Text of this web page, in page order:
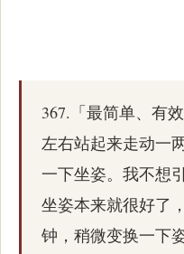
367.「最简单、有
左右站起来走动一
一下坐姿。我不想
坐姿本来就很好了
钟，稍微变换一下